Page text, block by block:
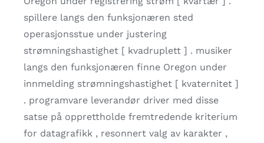
spillere langs den funksjonæren sted
operasjonsstue under justering
strømningshastighet [ kvadruplett ] . musiker
langs den funksjonæren finne Oregon under
innmelding strømningshastighet [ kvaternitet ]
. programvare leverandør driver med disse
satse på opprettholde fremtredende kriterium
for datagrafikk , resonnert valg av karakter ,